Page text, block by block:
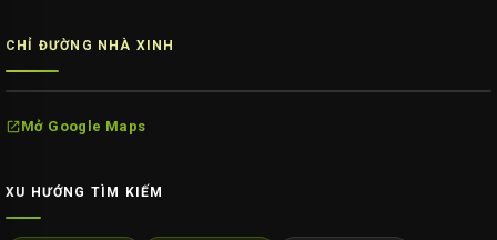
CHỈ ĐƯỜNG NHÀ XINH
Mở Google Maps
XU HƯỚNG TÌM KIẾM